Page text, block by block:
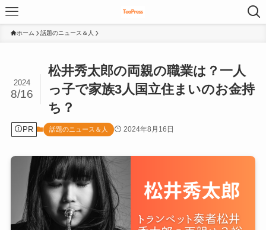
ホーム 話題のニュース＆人
松井秀太郎の両親の職業は？一人
っ子で家族3人国立住まいのお金持
ち？
2024
8/16
PR 話題のニュース＆人 2024年8月16日